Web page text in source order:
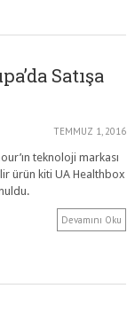
Satışa
TEMMUZ 1, 2016
teknoloji markası
ürün kiti UA Healthbox
Devamını Oku